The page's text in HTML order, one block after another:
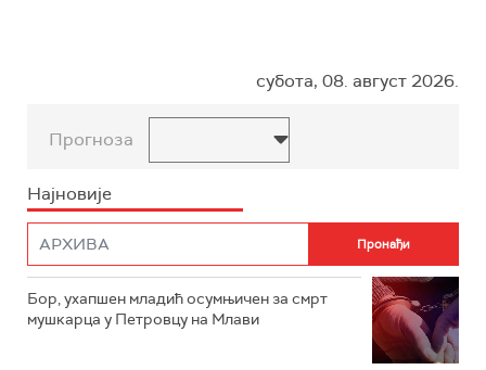
субота, 08. август 2026.
Прогноза
Најновије
Бор, ухапшен младић осумњичен за смрт
мушкарца у Петровцу на Млави